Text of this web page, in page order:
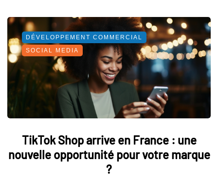
DÉVELOPPEMENT COMMERCIAL
SOCIAL MEDIA
TikTok Shop arrive en France : une
nouvelle opportunité pour votre marque
?